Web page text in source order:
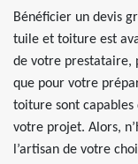
Bénéficier un devis
tuile et toiture est
de votre prestataire,
que pour votre
toiture sont
votre projet. Alors,
l’artisan de votre